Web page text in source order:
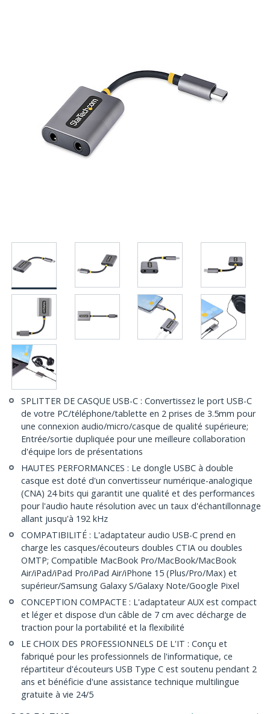
SPLITTER DE CASQUE USB-C : Convertissez le port USB-C
de votre PC/téléphone/tablette en 2 prises de 3.5mm pour
une connexion audio/micro/casque de qualité supérieure;
Entrée/sortie dupliquée pour une meilleure collaboration
d'équipe lors de présentations
HAUTES PERFORMANCES : Le dongle USBC à double
casque est doté d'un convertisseur numérique-analogique
(CNA) 24 bits qui garantit une qualité et des performances
pour l'audio haute résolution avec un taux d'échantillonnage
allant jusqu'à 192 kHz
COMPATIBILITÉ : L'adaptateur audio USB-C prend en
charge les casques/écouteurs doubles CTIA ou doubles
OMTP; Compatible MacBook Pro/MacBook/MacBook
Air/iPad/iPad Pro/iPad Air/iPhone 15 (Plus/Pro/Max) et
supérieur/Samsung Galaxy S/Galaxy Note/Google Pixel
CONCEPTION COMPACTE : L'adaptateur AUX est compact
et léger et dispose d'un câble de 7 cm avec décharge de
traction pour la portabilité et la flexibilité
LE CHOIX DES PROFESSIONNELS DE L'IT : Conçu et
fabriqué pour les professionnels de l'informatique, ce
répartiteur d'écouteurs USB Type C est soutenu pendant 2
ans et bénéficie d'une assistance technique multilingue
gratuite à vie 24/5